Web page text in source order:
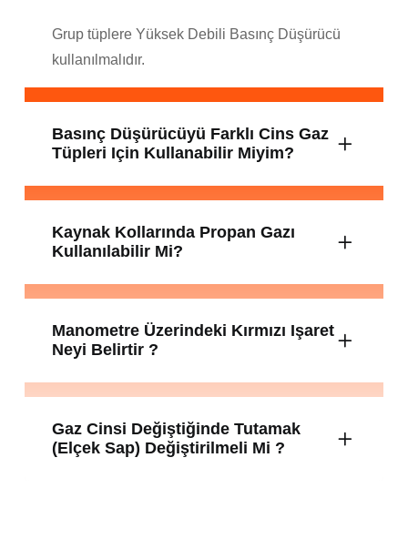
Grup tüplere Yüksek Debili Basınç Düşürücü
kullanılmalıdır.
Basınç Düşürücüyü Farklı Cins Gaz
Tüpleri Için Kullanabilir Miyim?
Kaynak Kollarında Propan Gazı
Kullanılabilir Mi?
Manometre Üzerindeki Kırmızı Işaret
Neyi Belirtir ?
Gaz Cinsi Değiştiğinde Tutamak
(elçek Sap) Değiştirilmeli Mi ?